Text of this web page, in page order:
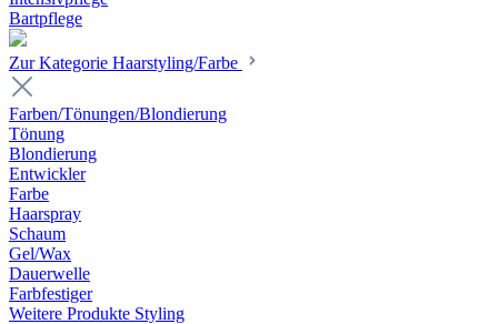
Bartpflege
Zur Kategorie Haarstyling/Farbe
Farben/Tönungen/Blondierung
Tönung
Blondierung
Entwickler
Farbe
Haarspray
Schaum
Gel/Wax
Dauerwelle
Farbfestiger
Weitere Produkte Styling